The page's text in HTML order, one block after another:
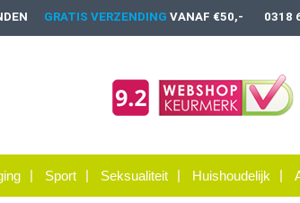
GRATIS VERZENDING VANAF €50,- 0318
Sport Seksualiteit Huishoudelijk